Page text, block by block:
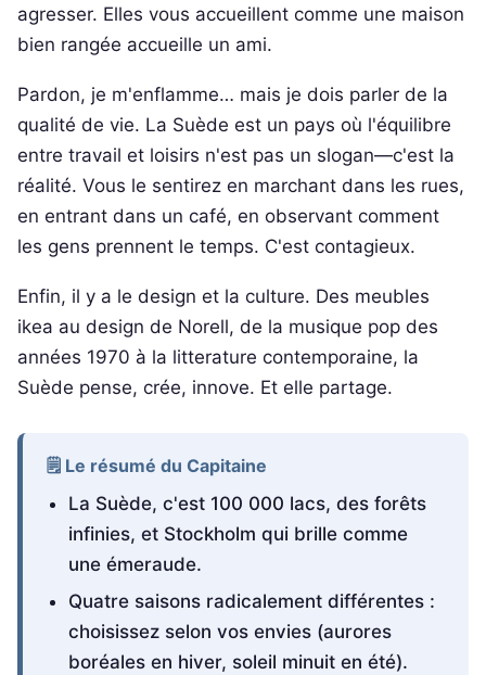
agresser. Elles vous accueillent comme une maison
bien rangée accueille un ami.
Pardon, je m'enflamme… mais je dois parler de la
qualité de vie. La Suède est un pays où l'équilibre
entre travail et loisirs n'est pas un slogan—c'est la
réalité. Vous le sentirez en marchant dans les rues,
en entrant dans un café, en observant comment
les gens prennent le temps. C'est contagieux.
Enfin, il y a le design et la culture. Des meubles
ikea au design de Norell, de la musique pop des
années 1970 à la litterature contemporaine, la
Suède pense, crée, innove. Et elle partage.
🗒️ Le résumé du Capitaine
La Suède, c'est 100 000 lacs, des forêts
infinies, et Stockholm qui brille comme
une émeraude.
Quatre saisons radicalement différentes :
choisissez selon vos envies (aurores
boréales en hiver, soleil minuit en été).